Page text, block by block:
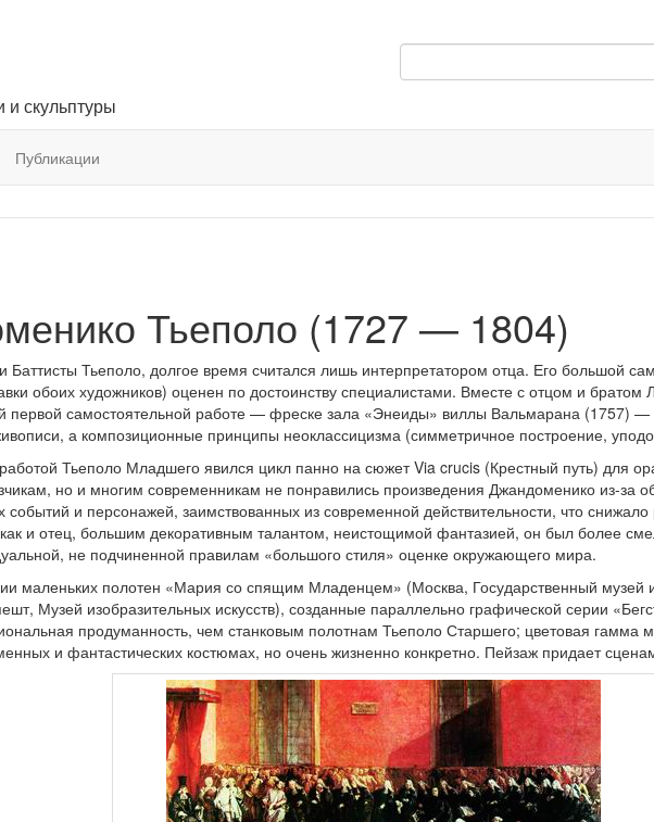
скульптуры
Публикации
Тьеполо (1727 — 1804)
Тьеполо, долгое время считался лишь интерпретатором отца. Его большой
обоих художников) оценен по достоинству специалистами. Вместе с отцом и
самостоятельной работе — фреске зала «Энеиды» виллы Вальмарана (1757) —
а композиционные принципы неоклассицизма (симметричное построение,
Тьеполо Младшего явился цикл панно на сюжет Via crucis (Крестный путь) для
но и многим современникам не понравились произведения Джандоменико из-за
и персонажей, заимствованных из современной действительности, что
и отец, большим декоративным талантом, неистощимой фантазией, он был более
не подчиненной правилам «большого стиля» оценке окружающего мира.
маленьких полотен «Мария со спящим Младенцем» (Москва, Государственный музей
Музей изобразительных искусств), созданные параллельно графической серии
продуманность, чем станковым полотнам Тьеполо Старшего; цветовая гамма
и фантастических костюмах, но очень жизненно конкретно. Пейзаж придает